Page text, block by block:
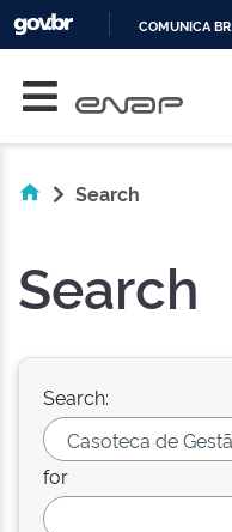
COMUNICA BR
Search
Search
Search:
for